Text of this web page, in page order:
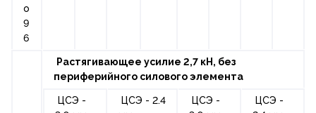
о
9
6
Растягивающее усилие 2,7 кН, без
периферийного силового элемента
ЦСЭ -
ЦСЭ - 2.4
ЦСЭ -
ЦСЭ -